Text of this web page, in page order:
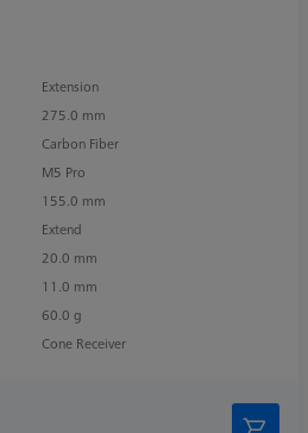
Extension
275.0 mm
Carbon Fiber
M5 Pro
155.0 mm
Extend
20.0 mm
11.0 mm
60.0 g
Cone Receiver